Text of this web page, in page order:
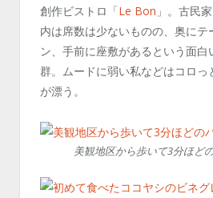
創作ビストロ「Le Bon 」。古民
内は席数は少ないものの、奥にテ
ン、手前に座敷があるという面白
群。ムードに弱い私などはコロっ
が漂う。
美観地区から歩いて3分ほど